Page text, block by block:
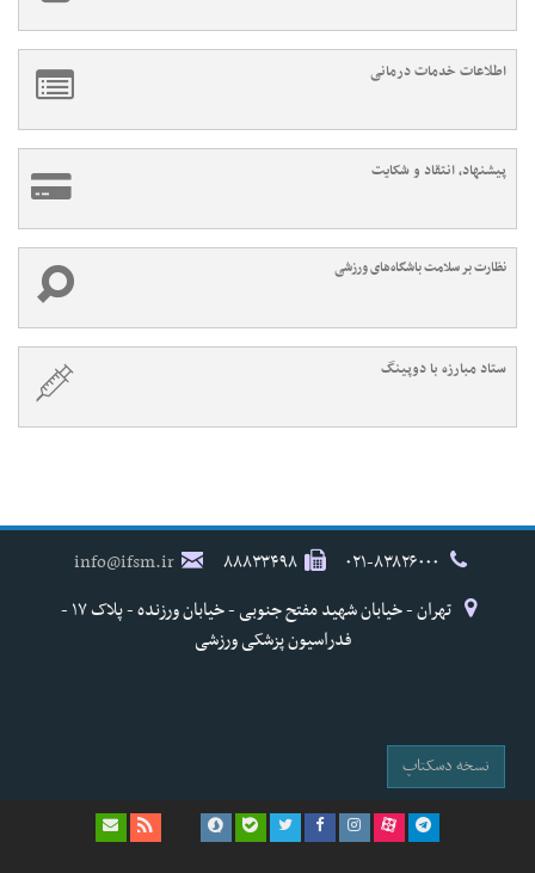
اطلاعات خدمات درمانی
پیشنهاد، انتقاد و شکایت
نظارت بر سلامت باشگاه‌های ورزشی
ستاد مبارزه با دوپینگ
۸۸۸۳۳۴۹۸
info@ifsm.ir
تهران - خیابان شهید مفتح جنوبی - خیابان ورزنده - پلاک ۱۷ -
فدراسیون پزشکی ورزشی
نسخه دسکتاپ